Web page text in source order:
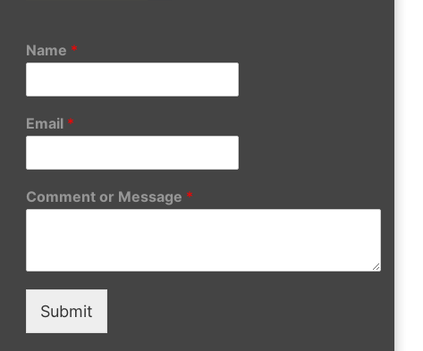
Name *
Email *
Comment or Message *
Submit